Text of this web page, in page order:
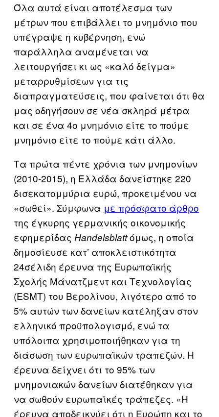
Όλα αυτά είναι αποτέλεσμα των
μέτρων που επιβάλλει το μνημόνιο που
υπέγραψε η κυβέρνηση, ενώ
παράλληλα αναμένεται να
λειτουργήσει κι ως «καλό δείγμα»
μεταρρυθμίσεων για τις
διαπραγματεύσεις, που φαίνεται ότι θα
μας οδηγήσουν σε νέα σκληρά μέτρα
και σε ένα 4ο μνημόνιο είτε το πούμε
μνημόνιο είτε το πούμε κάτι άλλο.
Τα πρώτα πέντε χρόνια των μνημονίων
(2010-2015), η Ελλάδα δανείστηκε 220
δισεκατομμύρια ευρώ, προκειμένου να
«σωθεί». Σύμφωνα με πρόσφατο άρθρο
της έγκυρης γερμανικής οικονομικής
εφημερίδας Handelsblattόμως, η οποία
δημοσίευσε κατ’ αποκλειστικότητα
24σέλιδη έρευνα της Ευρωπαϊκής
Σχολής Μάνατζμεντ και Τεχνολογίας
(ESMT) του Βερολίνου, λιγότερο από το
5% αυτών των δανείων κατέληξαν στον
ελληνικό προϋπολογισμό, ενώ τα
υπόλοιπα χρησιμοποιήθηκαν για τη
διάσωση των ευρωπαϊκών τραπεζών. Η
έρευνα δείχνει ότι το 95% των
μνημονιακών δανείων διατέθηκαν για
να σωθούν ευρωπαϊκές τράπεζες. «Η
έρευνα αποδεικνύει ότι η Ευρώπη και το